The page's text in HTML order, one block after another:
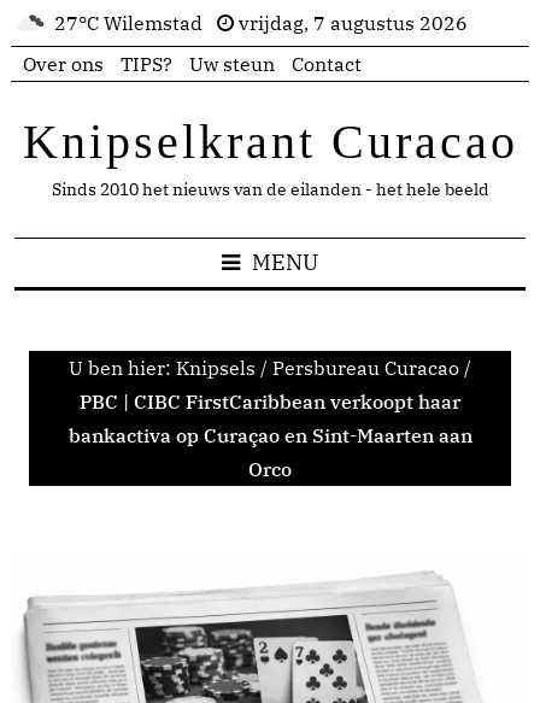
27°C Wilemstad
vrijdag, 7 augustus 2026
Over ons
TIPS? Uw steun Contact
Knipselkrant Curacao
Sinds 2010 het nieuws van de eilanden - het hele beeld
MENU
U ben hier: Knipsels / Persbureau Curacao /
PBC | CIBC FirstCaribbean verkoopt haar
bankactiva op Curaçao en Sint-Maarten aan
Orco